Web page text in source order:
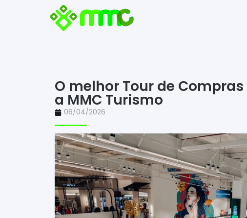
O melhor Tour de
a MMC Turismo
06/04/2026